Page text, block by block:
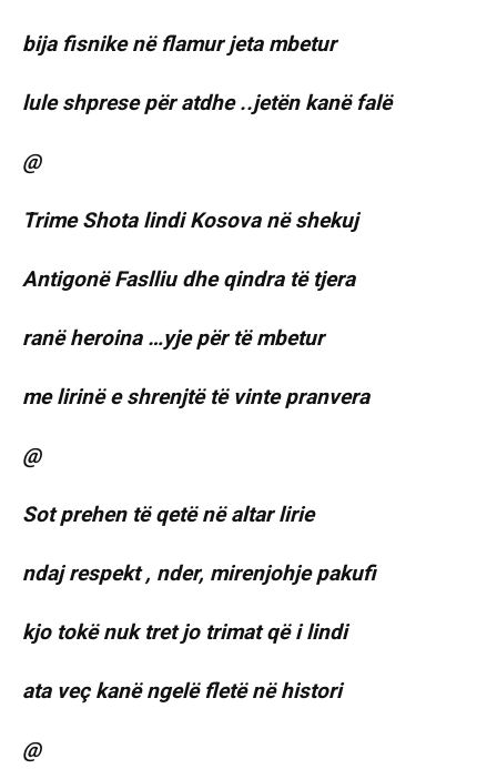
bija fisnike në flamur jeta mbetur
lule shprese për atdhe ..jetën kanë falë
@
Trime Shota lindi Kosova në shekuj
Antigonë Faslliu dhe qindra të tjera
ranë heroina …yje për të mbetur
me lirinë e shrenjtë të vinte pranvera
@
Sot prehen të qetë në altar lirie
ndaj respekt , nder, mirenjohje pakufi
kjo tokë nuk tret jo trimat që i lindi
ata veç kanë ngelë fletë në histori
@